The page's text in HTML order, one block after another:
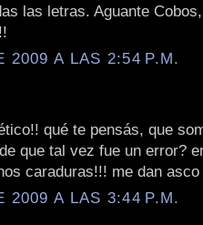
las letras. Aguante
2009 A LAS 2:54 P.M.
qué te pensás, que
que tal vez fue un error?
caraduras!!! me dan
2009 A LAS 3:44 P.M.